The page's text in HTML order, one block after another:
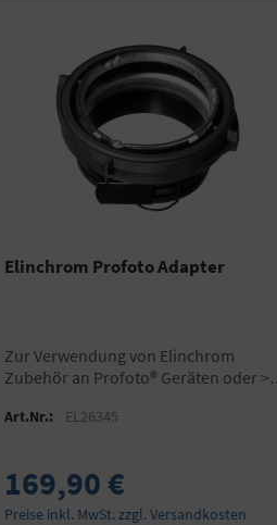
Elinchrom Profoto Adapter
zur Verwendung von Elinchrom
Zubehör an Profoto® Geräten oder >
OCF
Art.Nr.: EL26345
169,90 €
Preise inkl. MwSt. zzgl. Versandkosten